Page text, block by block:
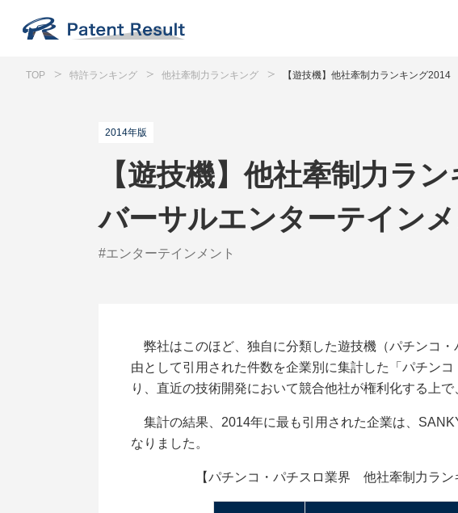
TOP 特許ランキング 他社牽制力ランキング 【遊技機】他社牽制力ランキング
2014年版
【遊技機】他社牽制力ラ
バーサルエンターテイン
#エンターテインメント
弊社はこのほど、独自に分類した遊技機（パチンコ
由として引用された件数を企業別に集計した「パチン
り、直近の技術開発において競合他社が権利化する上
集計の結果、2014年に最も引用された企業は、
なりました。
【パチンコ・パチスロ業界 他社牽制力ランキ